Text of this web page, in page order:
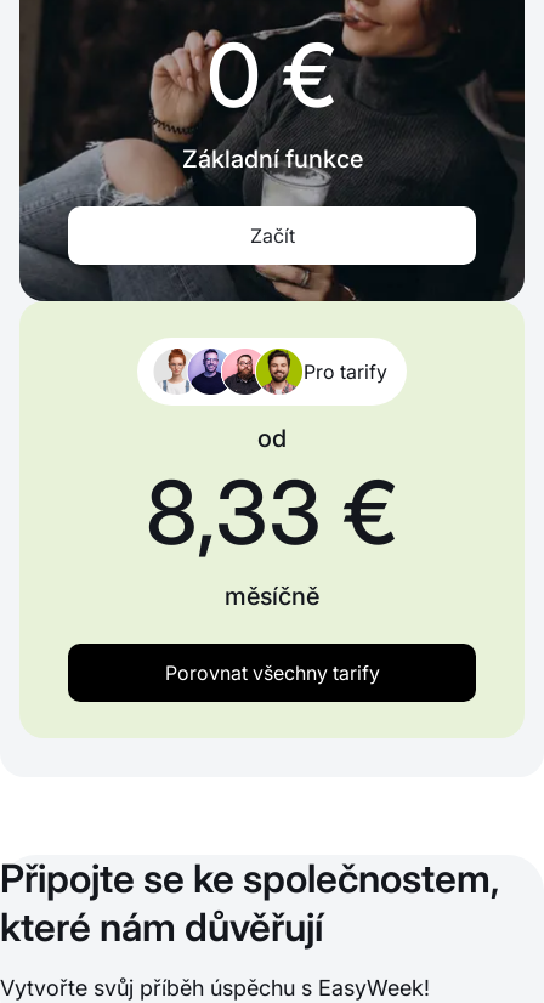
0 €
Základní funkce
Začít
Pro tarify
od
8,33 €
měsíčně
Porovnat všechny tarify
Připojte se ke společnostem,
které nám důvěřují
Vytvořte svůj příběh úspěchu s EasyWeek!